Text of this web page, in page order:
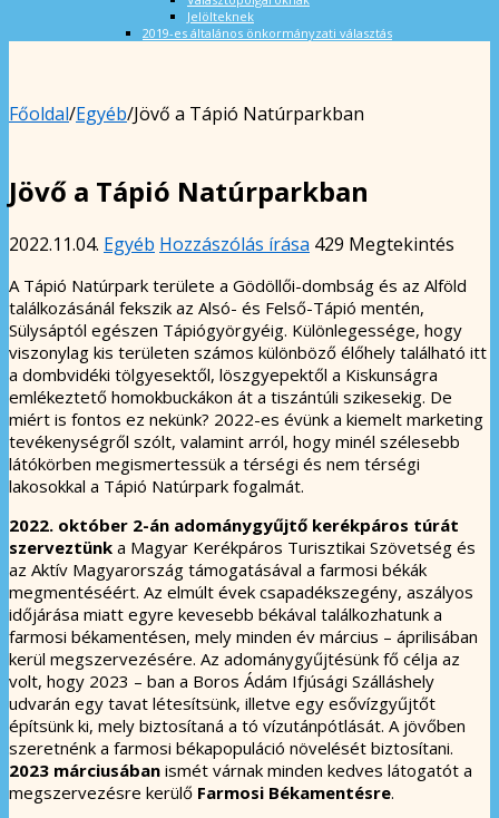
Jelölteknek
2019-es általános önkormányzati választás
Főoldal/Egyéb/Jövő a Tápió Natúrparkban
Jövő a Tápió Natúrparkban
2022.11.04. Egyéb Hozzászólás írása 429 Megtekintés
A Tápió Natúrpark területe a Gödöllői-dombság és az Alföld
találkozásánál fekszik az Alsó- és Felső-Tápió mentén,
Sülysáptól egészen Tápiógyörgyéig. Különlegessége, hogy
viszonylag kis területen számos különböző élőhely található itt
a dombvidéki tölgyesektől, löszgyepektől a Kiskunságra
emlékeztető homokbuckákon át a tiszántúli szikesekig. De
miért is fontos ez nekünk? 2022-es évünk a kiemelt marketing
tevékenységről szólt, valamint arról, hogy minél szélesebb
látókörben megismertessük a térségi és nem térségi
lakosokkal a Tápió Natúrpark fogalmát.
2022. október 2-án adománygyűjtő kerékpáros túrát
szerveztünk a Magyar Kerékpáros Turisztikai Szövetség és
az Aktív Magyarország támogatásával a farmosi békák
megmentéséért. Az elmúlt évek csapadékszegény, aszályos
időjárása miatt egyre kevesebb békával találkozhatunk a
farmosi békamentésen, mely minden év március – áprilisában
kerül megszervezésére. Az adománygyűjtésünk fő célja az
volt, hogy 2023 – ban a Boros Ádám Ifjúsági Szálláshely
udvarán egy tavat létesítsünk, illetve egy esővízgyűjtőt
építsünk ki, mely biztosítaná a tó vízutánpótlását. A jövőben
szeretnénk a farmosi békapopuláció növelését biztosítani.
2023 márciusában ismét várnak minden kedves látogatót a
megszervezésre kerülő Farmosi Békamentésre.